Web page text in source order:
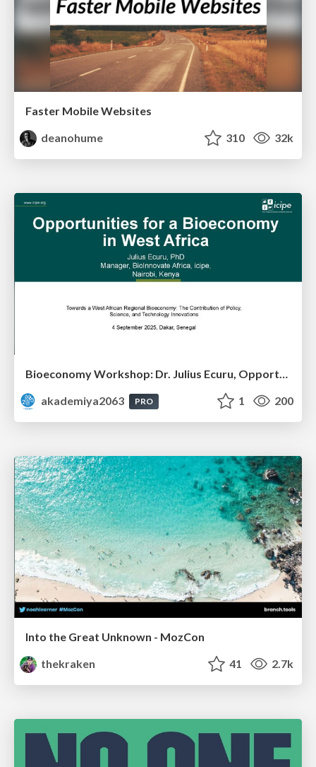
Faster Mobile Websites
deanohume
310 32k
Bioeconomy Workshop: Dr. Julius Ecuru, Opportunities for a Bioeconomy in West Africa
akademiya2063
PRO 1 200
Into the Great Unknown - MozCon
thekraken
41 2.7k